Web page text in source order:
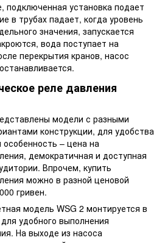
подключенная установка подает
в трубах падает, когда уровень
значения, запускается
вода поступает на
перекрытия кранов, насос
реле давления
модели с разными
конструкции, для удобства
– цена на
демократичная и доступная
Впрочем, купить
можно в разной ценовой
гривен.
модель WSG 2 монтируется в
удобного выполнения
На выходе из насоса